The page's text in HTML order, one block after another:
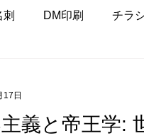
DM印刷 チラ
AI 自然栽培 シ
義と帝王学:
17日